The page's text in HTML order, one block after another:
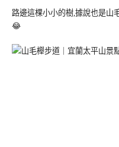
路邊這棵小小的樹,據說也是山
😂